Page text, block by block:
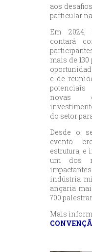
aos
particular
Em 2024,
contará
mais de
e de
novas
do setor
Desde o
evento
estrutura, e
um dos
indústria
angaria
700
Mais